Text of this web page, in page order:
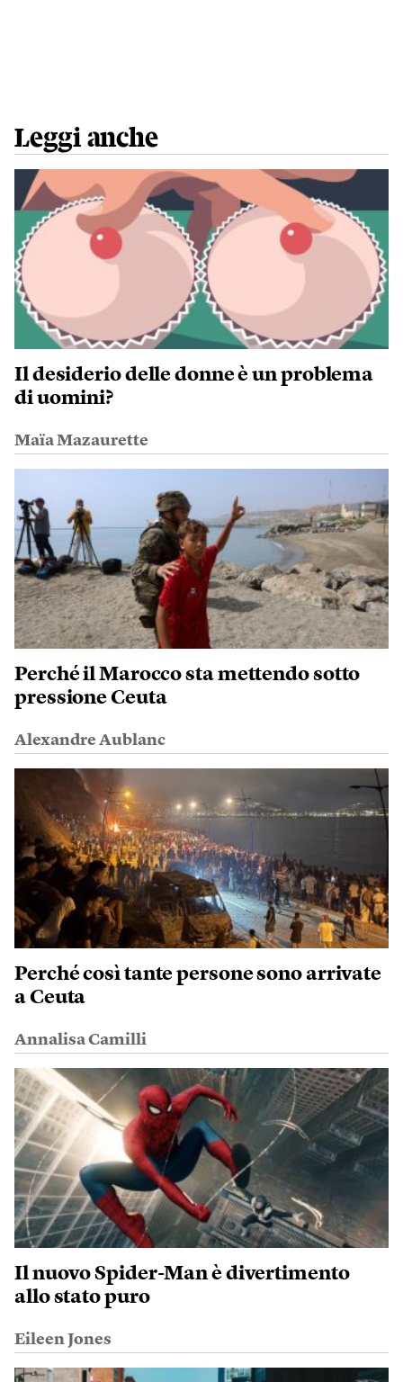
Leggi anche
Il desiderio delle donne è un problema
di uomini?
Maïa Mazaurette
Perché il Marocco sta mettendo sotto
pressione Ceuta
Alexandre Aublanc
Perché così tante persone sono arrivate
a Ceuta
Annalisa Camilli
Il nuovo Spider-Man è divertimento
allo stato puro
Eileen Jones